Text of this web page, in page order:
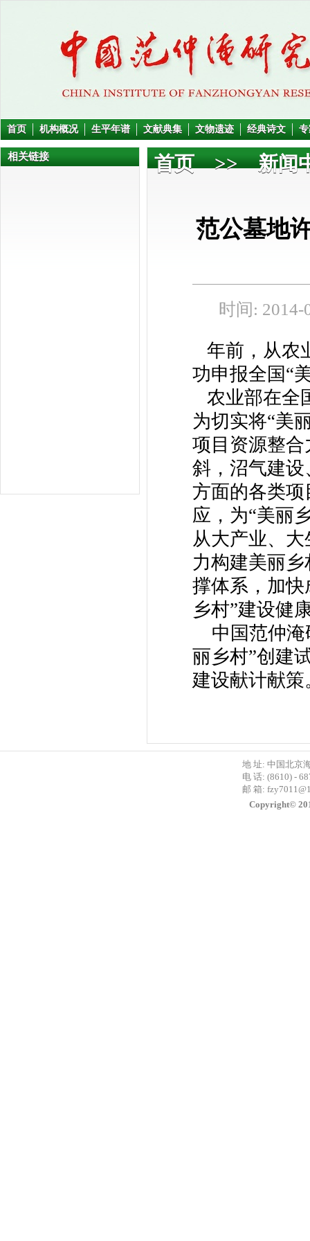
首页 机构概况 生平年谱 文献典集 文物遗迹 经典诗文
相关链接 首页>>新闻
范公墓地
时间: 2014-
年前，从农
功申报全国“
农业部在全
为切实将“美
项目资源整合
斜，沼气建
方面的各类
应，为“美丽
从大产业、
力构建美丽
撑体系，加
乡村”建设健
中国范仲淹
丽乡村”创建
建设献计献策
地 址: 中国北京
电 话: (8610) -
邮 箱:
Copyright©